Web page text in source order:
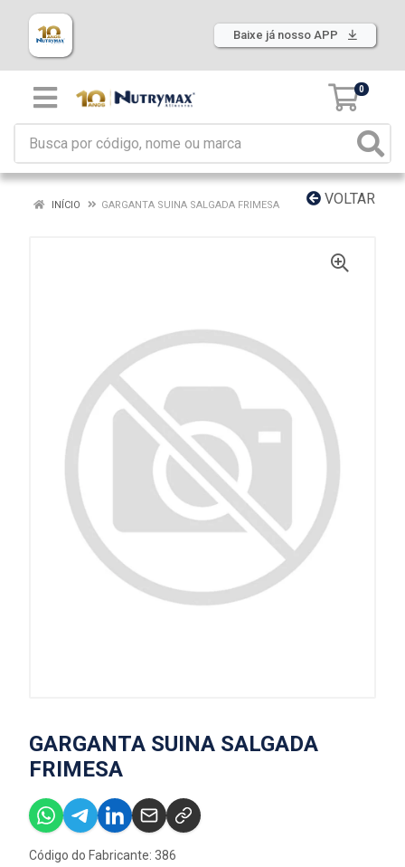
Baixe já nosso APP
0
VOLTAR
INÍCIO GARGANTA SUINA SALGADA FRIMESA
GARGANTA SUINA SALGADA
FRIMESA
Código do Fabricante: 386